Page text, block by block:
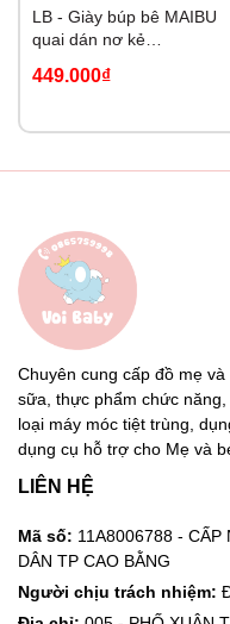
LB - Giày búp bê MAIBU
quai dán nơ kẻ
449.000₫
Chuyên cung cấp đồ mẹ
sữa, thực phẩm chức
loại máy móc tiệt trùng,
dụng cụ hỗ trợ cho Mẹ và
LIÊN HỆ
Mã số: 11A8006788 - CẤP
DÂN TP CAO BẰNG
Người chịu trách nhiệm: